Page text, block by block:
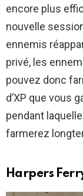
encore plus
nouvelle
ennemis
privé, les
pouvez donc
d’XP que vous
pendant
farmerez
Harpers